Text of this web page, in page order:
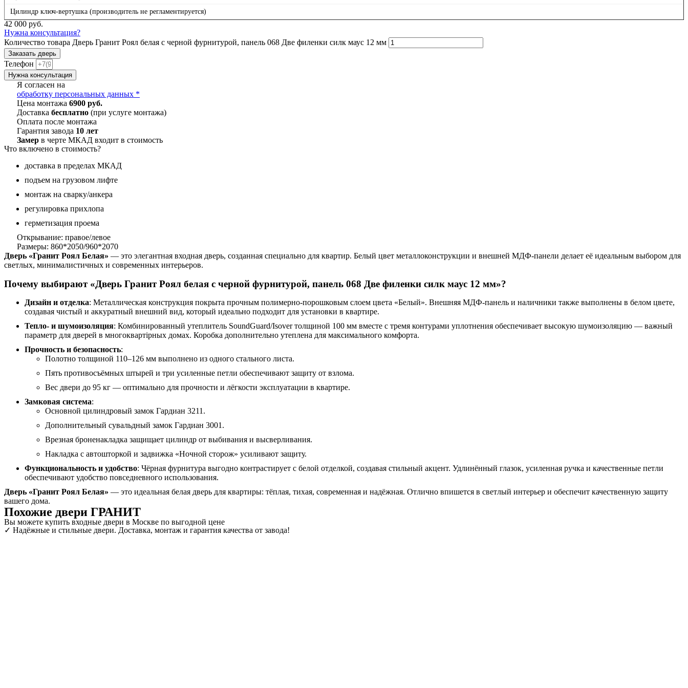
Цилиндр ключ-вертушка (производитель не регламентируется)
42 000 руб.
Нужна консультация?
Количество товара Дверь Гранит Роял белая с черной фурнитурой, панель 068 Две филенки силк маус 12 мм
Заказать дверь
Телефон
Нужна консультация
Я согласен на
обработку персональных данных *
Цена монтажа 6900 руб.
Доставка бесплатно (при услуге монтажа)
Оплата после монтажа
Гарантия завода 10 лет
Замер в черте МКАД входит в стоимость
Что включено в стоимость?
доставка в пределах МКАД
подъем на грузовом лифте
монтаж на сварку/анкера
регулировка прихлопа
герметизация проема
Открывание: правое/левое
Размеры: 860*2050/960*2070
Дверь «Гранит Роял Белая» — это элегантная входная дверь, созданная специально для квартир. Белый цвет металлоконструкции и внешней МДФ-панели делает её идеальным выбором для
светлых, минималистичных и современных интерьеров.
Почему выбирают «Дверь Гранит Роял белая с черной фурнитурой, панель 068 Две филенки силк маус 12 мм»?
Дизайн и отделка: Металлическая конструкция покрыта прочным полимерно-порошковым слоем цвета «Белый». Внешняя МДФ-панель и наличники также выполнены в белом цвете,
создавая чистый и аккуратный внешний вид, который идеально подходит для установки в квартире.
Тепло- и шумоизоляция: Комбинированный утеплитель SoundGuard/Isover толщиной 100 мм вместе с тремя контурами уплотнения обеспечивает высокую шумоизоляцию — важный
параметр для дверей в многоквартірных домах. Коробка дополнительно утеплена для максимального комфорта.
Прочность и безопасность:
Полотно толщиной 110–126 мм выполнено из одного стального листа.
Пять противосъёмных штырей и три усиленные петли обеспечивают защиту от взлома.
Вес двери до 95 кг — оптимально для прочности и лёгкости эксплуатации в квартире.
Замковая система:
Основной цилиндровый замок Гардиан 3211.
Дополнительный сувальдный замок Гардиан 3001.
Врезная броненакладка защищает цилиндр от выбивания и высверливания.
Накладка с автошторкой и задвижка «Ночной сторож» усиливают защиту.
Функциональность и удобство: Чёрная фурнитура выгодно контрастирует с белой отделкой, создавая стильный акцент. Удлинённый глазок, усиленная ручка и качественные петли
обеспечивают удобство повседневного использования.
Дверь «Гранит Роял Белая» — это идеальная белая дверь для квартиры: тёплая, тихая, современная и надёжная. Отлично впишется в светлый интерьер и обеспечит качественную защиту
вашего дома.
Похожие двери ГРАНИТ
Вы можете купить входные двери в Москве по выгодной цене
✓ Надёжные и стильные двери. Доставка, монтаж и гарантия качества от завода!